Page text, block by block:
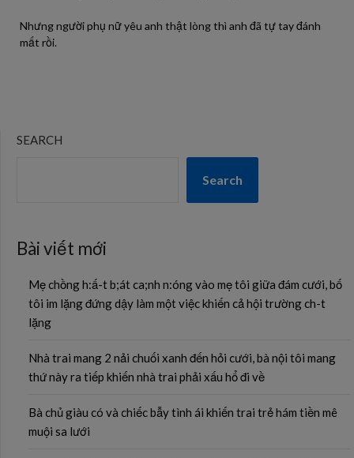
Nhưng người phụ nữ yêu anh thật lòng thì anh đã tự tay đánh
mất rồi.
SEARCH
Search
Bài viết mới
Mẹ chồng h:ấ-t b;át ca;nh n:óng vào mẹ tôi giữa đám cưới, bố
tôi im lặng đứng dậy làm một việc khiến cả hội trường ch-t
lặng
Nhà trai mang 2 nải chuối xanh đến hỏi cưới, bà nội tôi mang
thứ này ra tiếp khiến nhà trai phải xấu hổ đi về
Bà chủ giàu có và chiếc bẫy tình ái khiến trai trẻ hám tiền mê
muội sa lưới